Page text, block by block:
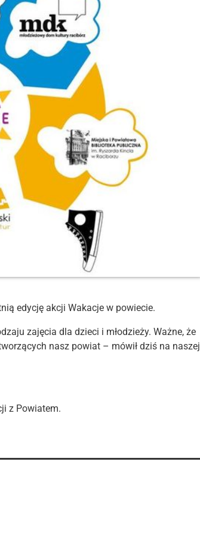
edycję akcji Wakacje w powiecie.
zajęcia dla dzieci i młodzieży. Ważne, że
nasz powiat – mówił dziś na naszej
z Powiatem.